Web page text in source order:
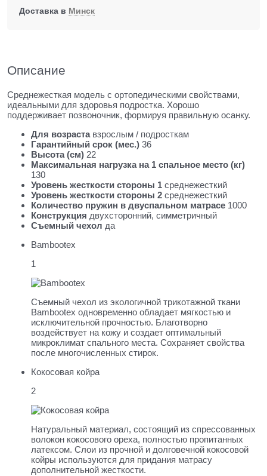
Доставка в Минск
Описание
Среднежесткая модель с ортопедическими свойствами,
идеальными для здоровья подростка. Хорошо
поддерживает позвоночник, формируя правильную осанку.
Для возраставзрослым / подросткам
Гарантийный срок (мес.) 36
Высота (см) 22
Максимальная нагрузка на 1 спальное место (кг)
130
Уровень жесткости стороны 1 среднежесткий
Уровень жесткости стороны 2 среднежесткий
Количество пружин в двуспальном матрасе 1000
Конструкция двухсторонний, симметричный
Съемный чехол да
Bambootex
1
Съемный чехол из экологичной трикотажной ткани
Bambootex одновременно обладает мягкостью и
исключительной прочностью. Благотворно
воздействует на кожу и создает оптимальный
микроклимат спального места. Сохраняет свойства
после многочисленных стирок.
Кокосовая койра
2
Натуральный материал, состоящий из спрессованных
волокон кокосового ореха, полностью пропитанных
латексом. Слои из прочной и долговечной кокосовой
койры используются для придания матрасу
дополнительной жесткости.